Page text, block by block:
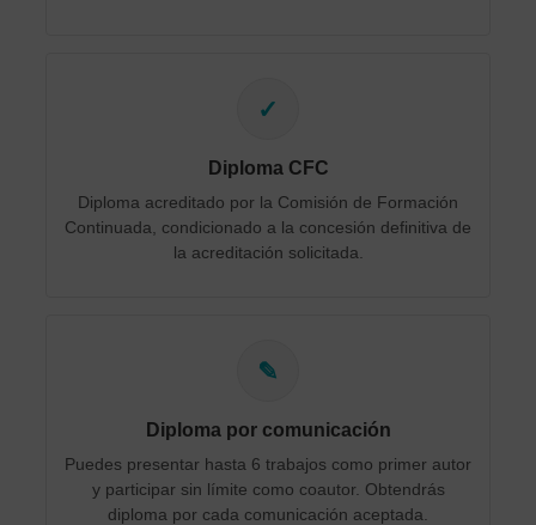
✓
Diploma CFC
Diploma acreditado por la Comisión de Formación
Continuada, condicionado a la concesión definitiva de
la acreditación solicitada.
✎
Diploma por comunicación
Puedes presentar hasta 6 trabajos como primer autor
y participar sin límite como coautor. Obtendrás
diploma por cada comunicación aceptada.